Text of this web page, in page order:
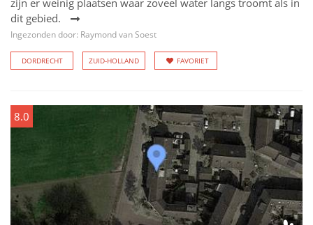
zijn er weinig plaatsen waar zoveel water langs troomt als in
dit gebied.
Ingezonden door: Raymond van Soest
DORDRECHT ZUID-HOLLAND FAVORIET
8.0